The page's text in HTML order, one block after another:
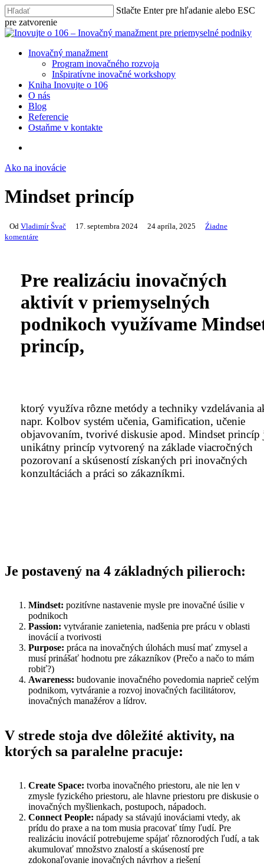
Skip
to
main
Stlačte Enter pre hľadanie alebo ESC
pre zatvorenie
Close
search
Menu
Inovačný manažment
Program inovačného rozvoja
Inšpiratívne inovačné workshopy
Kniha Inovujte o 106
O nás
Blog
Referencie
Ostaňme v kontakte
Ako na inovácie
Mindset princíp
Od Vladimír Švač 17. septembra 2024 24 apríla, 2025
Źiadne
komentáre
Pre realizáciu inovačných
aktivít v priemyselných
podnikoch využívame
princíp,
ktorý využíva rôzne metódy a techniky vzdelávania
napr. Kolbov systém učenia, Gamification, učenie
objavovaním, tvorivé diskusie apod. Mindset princíp
unikátny princíp vytvorený na základe viacročných
pozorovaní a skúseností získaných pri inovačných
konzultáciách a práci so zákazníkmi.
Je postavený na 4 základných pilieroch:
Mindset: pozitívne nastavenie mysle pre inovačné úsilie v
podnikoch
Passion: vytváranie zanietenia, nadšenia pre prácu v oblasti
inovácií a tvorivosti
Purpose: práca na inovačných úlohách musí mať zmysel a
musí prinášať hodnotu pre zákazníkov (Prečo a načo to mám
robiť?)
Awareness: budovanie inovačného povedomia naprieč celým
podnikom, vytváranie a rozvoj inovačných facilitátorov,
inovačných manažérov a lídrov.
V strede stoja dve dôležité aktivity, na
ktorých sa paralelne pracuje:
Create Space: tvorba inovačného priestoru, ale nie len v
zmysle fyzického priestoru, ale hlavne priestoru pre diskusie o
inovačných myšlienkach, postupoch, nápadoch.
Connect People: nápady sa stávajú inováciami vtedy, ak
prídu do praxe a na tom musia pracovať tímy ľudí. Pre
realizáciu inovácií potrebujeme spájať rôznorodých ľudí, a tak
akumulovať množstvo znalostí a skúseností pre
zdokonaľovanie inovačných návrhov a riešení